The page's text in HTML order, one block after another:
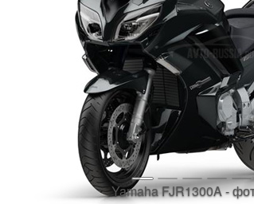
Yamaha FJR1300A -